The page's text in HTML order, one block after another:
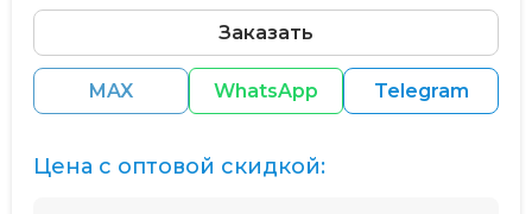
Заказать
MAX WhatsApp Telegram
Цена с оптовой скидкой: